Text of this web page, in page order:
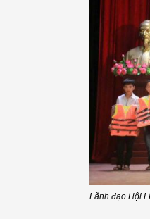
Lãnh đạo Hội